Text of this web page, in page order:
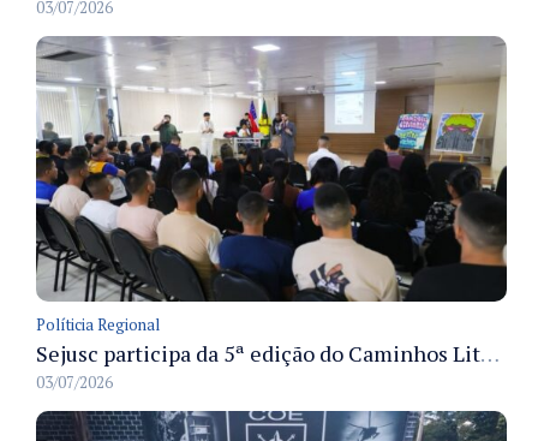
03/07/2026
Políticia Regional
Sejusc participa da 5ª edição do Caminhos Literários com foco na cultura hip-hop nas unidades socioeducativas
03/07/2026